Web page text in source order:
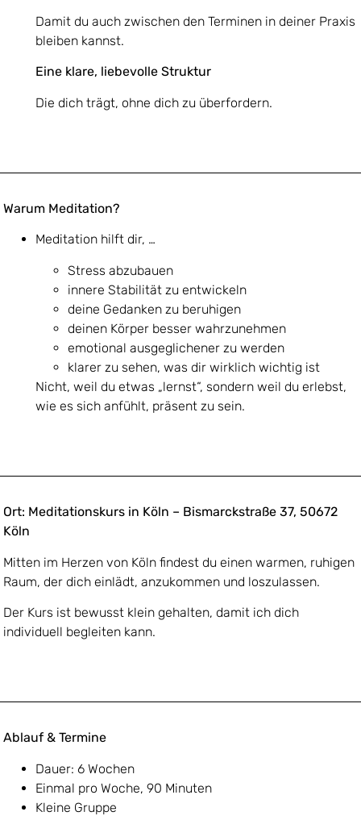
Damit du auch zwischen den Terminen in deiner Praxis
bleiben kannst.
Eine klare, liebevolle Struktur
Die dich trägt, ohne dich zu überfordern.
Warum Meditation?
Meditation hilft dir, …
Stress abzubauen
innere Stabilität zu entwickeln
deine Gedanken zu beruhigen
deinen Körper besser wahrzunehmen
emotional ausgeglichener zu werden
klarer zu sehen, was dir wirklich wichtig ist
Nicht, weil du etwas „lernst“, sondern weil du erlebst,
wie es sich anfühlt, präsent zu sein.
Ort: Meditationskurs in Köln – Bismarckstraße 37, 50672
Köln
Mitten im Herzen von Köln findest du einen warmen, ruhigen
Raum, der dich einlädt, anzukommen und loszulassen.
Der Kurs ist bewusst klein gehalten, damit ich dich
individuell begleiten kann.
Ablauf & Termine
Dauer: 6 Wochen
Einmal pro Woche, 90 Minuten
Kleine Gruppe